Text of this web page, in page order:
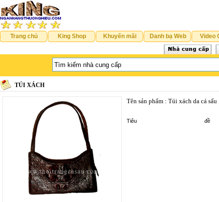
Trang chủ King Shop Khuyến mãi Danh bạ Web Video
TÚI XÁCH
Tên sản phẩm : Túi xách da cá sấu